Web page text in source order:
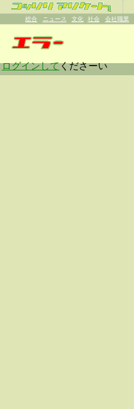
β
総合 ニュース 文化 社会 会社職業
ログインしてくださーい